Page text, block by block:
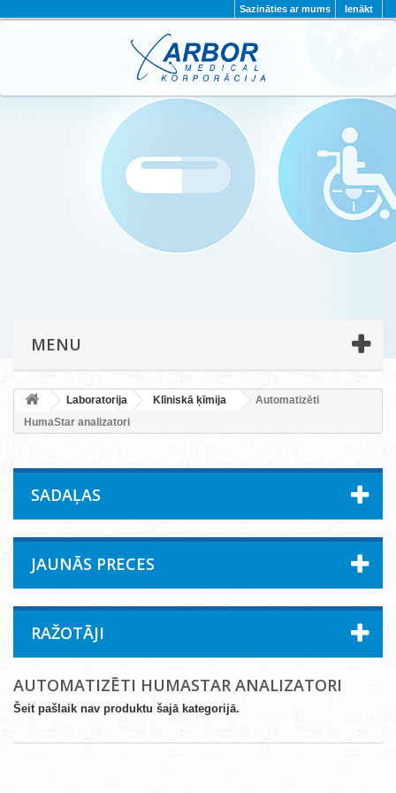
Ienākt
Sazināties ar mums
PAR MUMS PROJEKTI
KONTAKTI
PRIVĀTUMA POLITIKA
MENU
Laboratorija Klīniskā ķīmija
Automatizēti
HumaStar analizatori
SADAĻAS
JAUNĀS PRECES
RAŽOTĀJI
AUTOMATIZĒTI HUMASTAR ANALIZATORI
Šeit pašlaik nav produktu šajā kategorijā.